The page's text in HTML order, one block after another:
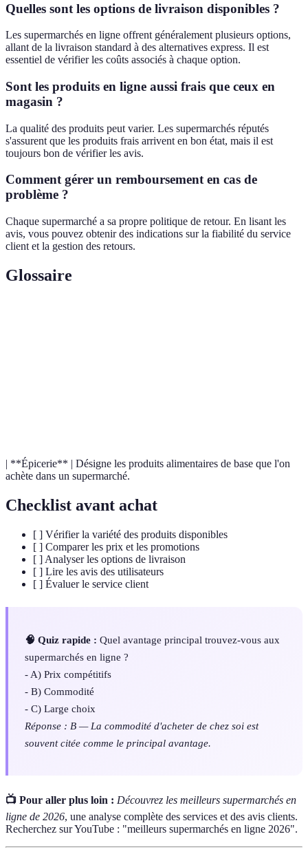
Quelles sont les options de livraison disponibles ?
Les supermarchés en ligne offrent généralement plusieurs options,
allant de la livraison standard à des alternatives express. Il est
essentiel de vérifier les coûts associés à chaque option.
Sont les produits en ligne aussi frais que ceux en
magasin ?
La qualité des produits peut varier. Les supermarchés réputés
s'assurent que les produits frais arrivent en bon état, mais il est
toujours bon de vérifier les avis.
Comment gérer un remboursement en cas de
problème ?
Chaque supermarché a sa propre politique de retour. En lisant les
avis, vous pouvez obtenir des indications sur la fiabilité du service
client et la gestion des retours.
Glossaire
| **Épicerie** | Désigne les produits alimentaires de base que l'on
achète dans un supermarché.
Checklist avant achat
[ ] Vérifier la variété des produits disponibles
[ ] Comparer les prix et les promotions
[ ] Analyser les options de livraison
[ ] Lire les avis des utilisateurs
[ ] Évaluer le service client
🧠 Quiz rapide : Quel avantage principal trouvez-vous aux
supermarchés en ligne ?
- A) Prix compétitifs
- B) Commodité
- C) Large choix
Réponse : B — La commodité d'acheter de chez soi est
souvent citée comme le principal avantage.
📺 Pour aller plus loin : Découvrez les meilleurs supermarchés en
ligne de 2026, une analyse complète des services et des avis clients.
Recherchez sur YouTube : "meilleurs supermarchés en ligne 2026".